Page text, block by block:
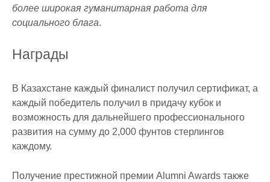
более широкая гуманитарная работа для
социального блага.
Награды
В Казахстане каждый финалист получил сертификат, а
каждый победитель получил в придачу кубок и
возможность для дальнейшего профессионального
развития на сумму до 2,000 фунтов стерлингов
каждому.
Получение престижной премии Alumni Awards также